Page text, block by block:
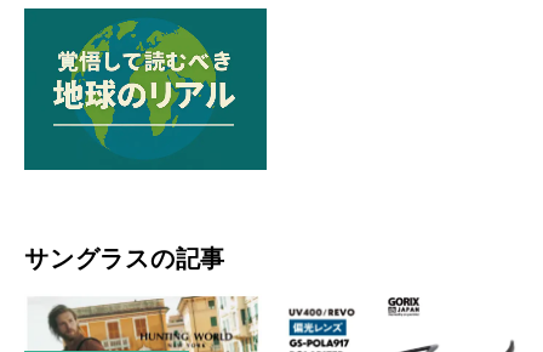
サングラスの記事